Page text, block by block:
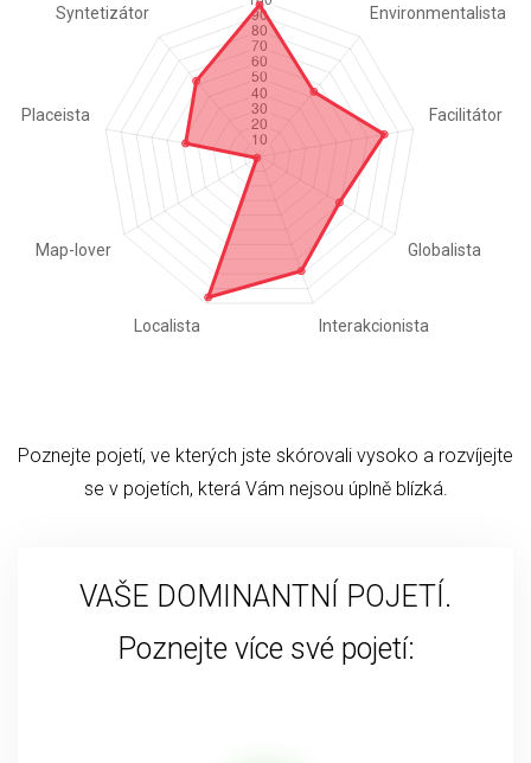
Poznejte pojetí, ve kterých jste skórovali vysoko a rozvíjejte
se v pojetích, která Vám nejsou úplně blízká.
VAŠE DOMINANTNÍ POJETÍ.
Poznejte více své pojetí: